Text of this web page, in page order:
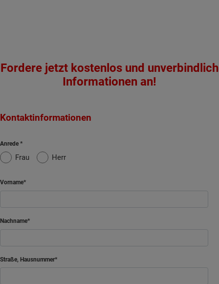
Fordere jetzt kostenlos und unverbindlich
Informationen an!
Kontaktinformationen
Anrede
Frau Herr
Vorname
Nachname
Straße, Hausnummer